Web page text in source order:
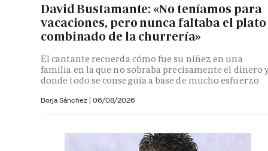
David Bustamante: «No teníamos para
vacaciones, pero nunca faltaba el plato
combinado de la churrería»
El cantante recuerda cómo fue su niñez en una
familia en la que no sobraba precisamente el dinero
donde todo se conseguía a base de mucho esfuerzo
Borja Sánchez | 06/08/2026